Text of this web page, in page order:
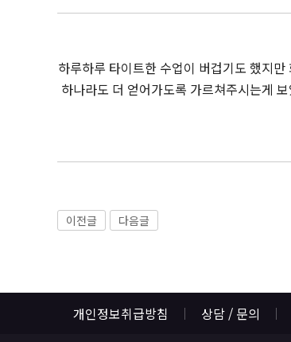
하루하루 타이트한 수업이 버겁기도 했지
하나라도 더 얻어가도록 가르쳐주시는게
이전글 다음글
개인정보취급방침 상담 / 문의